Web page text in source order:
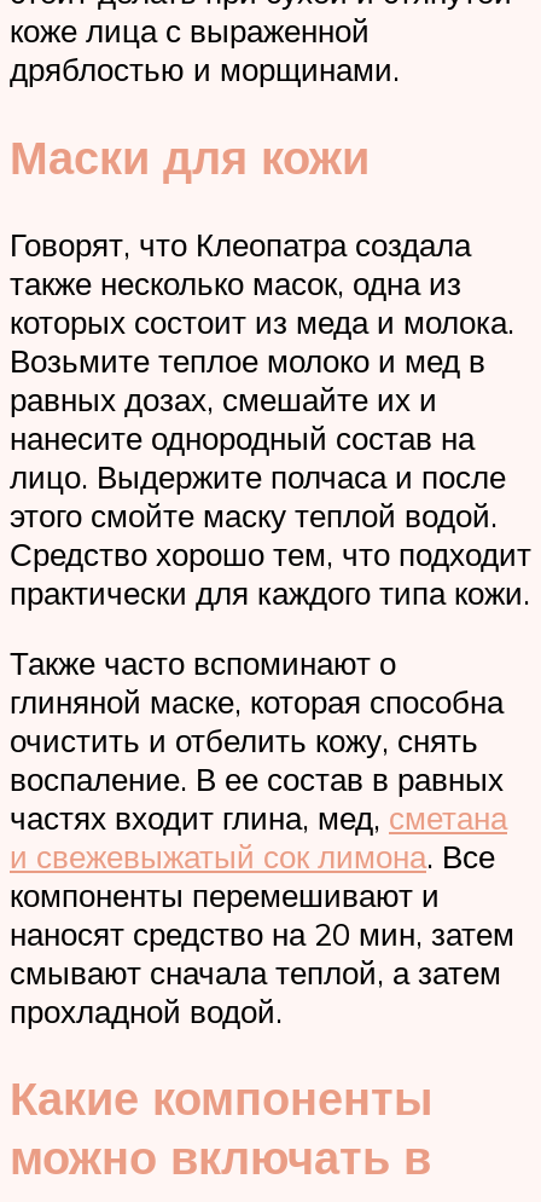
коже лица с выраженной
дряблостью и морщинами.
Маски для кожи
Говорят, что Клеопатра создала
также несколько масок, одна из
которых состоит из меда и молока.
Возьмите теплое молоко и мед в
равных дозах, смешайте их и
нанесите однородный состав на
лицо. Выдержите полчаса и после
этого смойте маску теплой водой.
Средство хорошо тем, что подходит
практически для каждого типа кожи.
Также часто вспоминают о
глиняной маске, которая способна
очистить и отбелить кожу, снять
воспаление. В ее состав в равных
частях входит глина, мед, сметана
и свежевыжатый сок лимона. Все
компоненты перемешивают и
наносят средство на 20 мин, затем
смывают сначала теплой, а затем
прохладной водой.
Какие компоненты
можно включать в